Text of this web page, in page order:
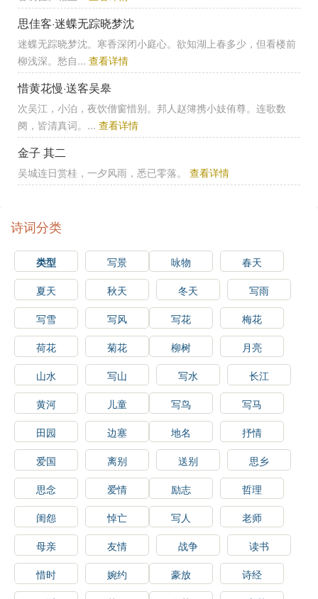
诗词分类
类型 写景 咏物
春天
夏天
秋天 冬天
写雨
写雪
写风 写花
梅花
荷花
菊花 柳树
月亮
山水
写山 写水
长江
黄河
儿童 写鸟
写马
田园
边塞 地名
抒情
爱国
离别 送别
思乡
思念
爱情 励志
哲理
闺怨
悼亡 写人
老师
母亲
友情 战争
读书
惜时
婉约 豪放
诗经
思佳客·迷蝶无踪晓梦沈
迷蝶无踪晓梦沈。寒香深闭小庭心。欲知湖上春多少，但看楼前
柳浅深。愁自... 查看详情
惜黄花慢·送客吴皋
次吴江，小泊，夜饮僧窗惜别。邦人赵簿携小妓侑尊。连歌数
阕，皆清真词。... 查看详情
金子 其二
吴城连日赏桂，一夕风雨，悉已零落。 查看详情